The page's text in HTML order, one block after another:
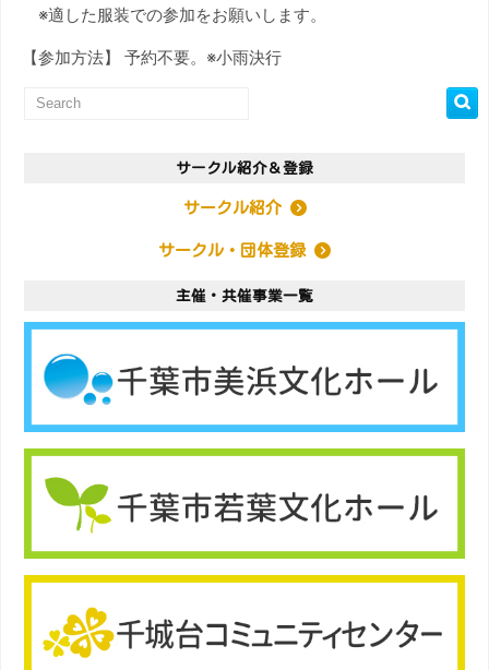
※適した服装での参加をお願いします。
【参加方法】 予約不要。※小雨決行
サークル紹介＆登録
サークル紹介
サークル・団体登録
主催・共催事業一覧